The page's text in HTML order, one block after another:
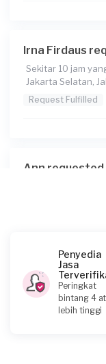
Irna Firdaus
Sekitar 10 jam
Jakarta Selatan,
Request Fulfilled
Ann requested
Lisye
Sekitar 15 jam
Jakarta Barat,
Penyedia
Jasa
Peringkat
bintang 4
lebih tinggi